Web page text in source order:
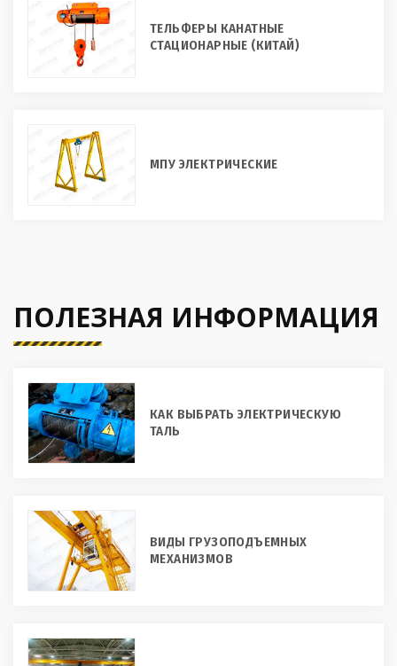
ТЕЛЬФЕРЫ КАНАТНЫЕ
СТАЦИОНАРНЫЕ (КИТАЙ)
МПУ ЭЛЕКТРИЧЕСКИЕ
ПОЛЕЗНАЯ ИНФОРМАЦИЯ
КАК ВЫБРАТЬ ЭЛЕКТРИЧЕСКУЮ
ТАЛЬ
ВИДЫ ГРУЗОПОДЪЕМНЫХ
МЕХАНИЗМОВ